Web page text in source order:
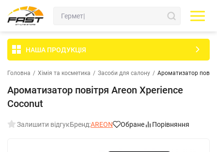
НАША ПРОДУКЦІЯ
Головна / Хімія та косметика / Засоби для салону / Ароматизатор
Ароматизатор повітря Areon Xperience
Coconut
Залишити відгукБренд:AREON Обране Порівняння